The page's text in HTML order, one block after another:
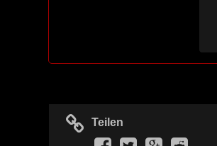
Teilen